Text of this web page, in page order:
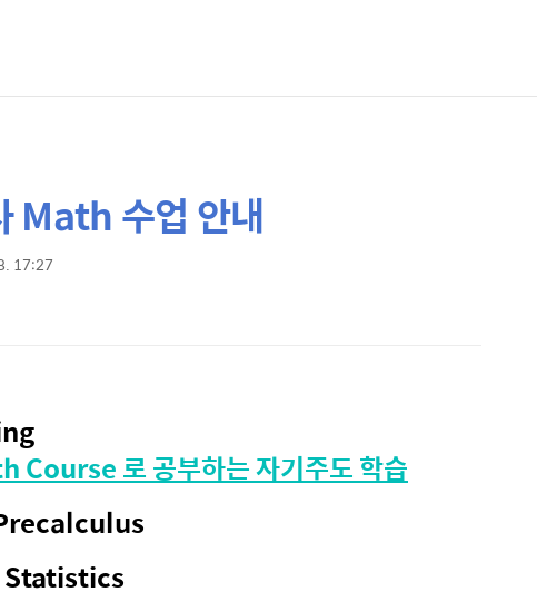
Math 수업 안내
17:27
로 공부하는 자기주도 학습
Statistics